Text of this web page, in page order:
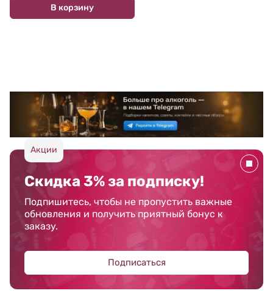
В корзину
Акции
Скидка 3% за подписку!
Подпишитесь, чтобы не пропустить важные
обновления и получить приятный бонус к
заказу.
Подписаться